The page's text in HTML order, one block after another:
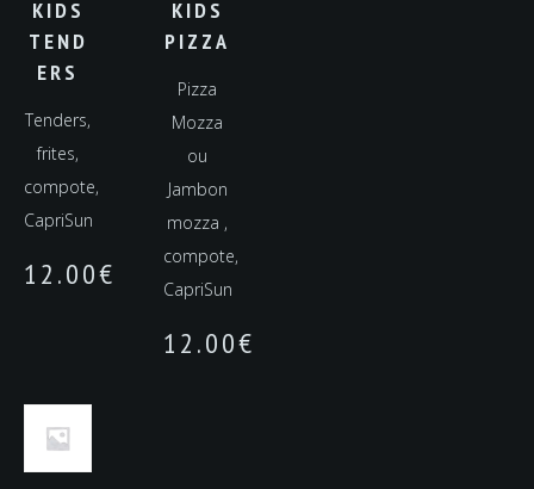
KIDS
PIZZA
Pizza
Mozza
ou
Jambon
mozza ,
compote,
CapriSun
12.00€
KIDS
TEND
ERS
Tenders,
frites,
compote,
CapriSun
12.00€